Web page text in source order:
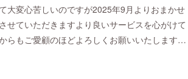
大変心苦しいのですが2025年9月よりおまかせ
せていただきますより良いサービスを心がけて
らもご愛顧のほどよろしくお願いいたします…